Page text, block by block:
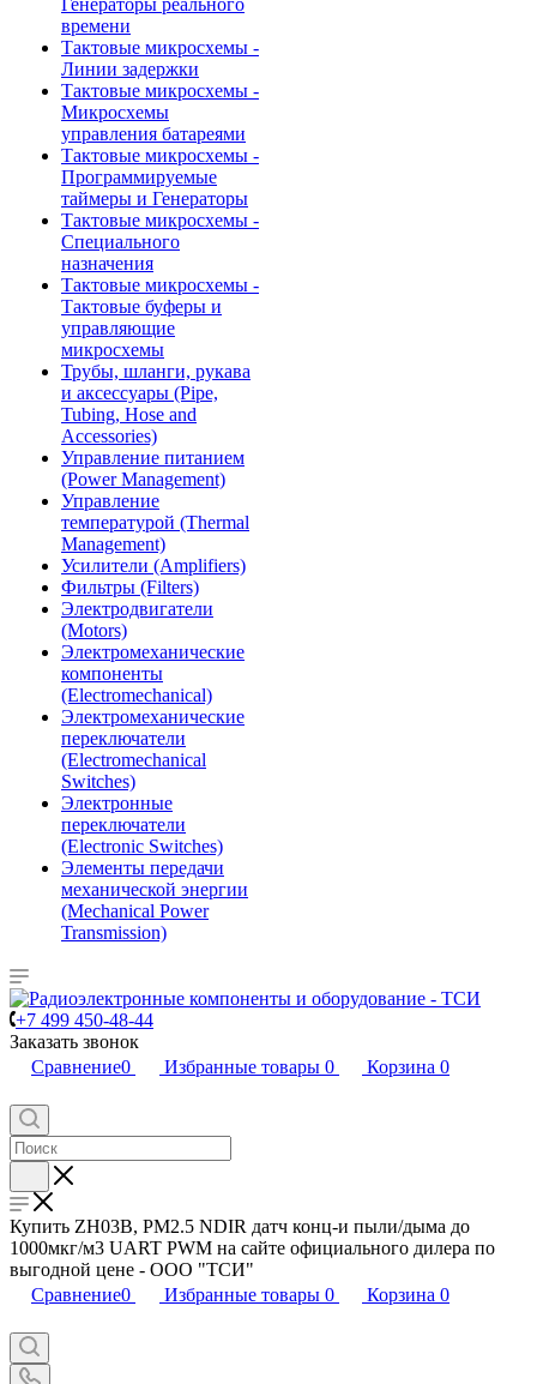
Генераторы реального
времени
Тактовые микросхемы -
Линии задержки
Тактовые микросхемы -
Микросхемы
управления батареями
Тактовые микросхемы -
Программируемые
таймеры и Генераторы
Тактовые микросхемы -
Специального
назначения
Тактовые микросхемы -
Тактовые буферы и
управляющие
микросхемы
Трубы, шланги, рукава
и аксессуары (Pipe,
Tubing, Hose and
Accessories)
Управление питанием
(Power Management)
Управление
температурой (Thermal
Management)
Усилители (Amplifiers)
Фильтры (Filters)
Электродвигатели
(Motors)
Электромеханические
компоненты
(Electromechanical)
Электромеханические
переключатели
(Electromechanical
Switches)
Электронные
переключатели
(Electronic Switches)
Элементы передачи
механической энергии
(Mechanical Power
Transmission)
+7 499 450-48-44
Заказать звонок
Сравнение0 Избранные товары 0 Корзина 0
Купить ZH03B, PM2.5 NDIR датч конц-и пыли/дыма до
1000мкг/м3 UART PWM на сайте официального дилера по
выгодной цене - ООО "ТСИ"
Сравнение0 Избранные товары 0 Корзина 0